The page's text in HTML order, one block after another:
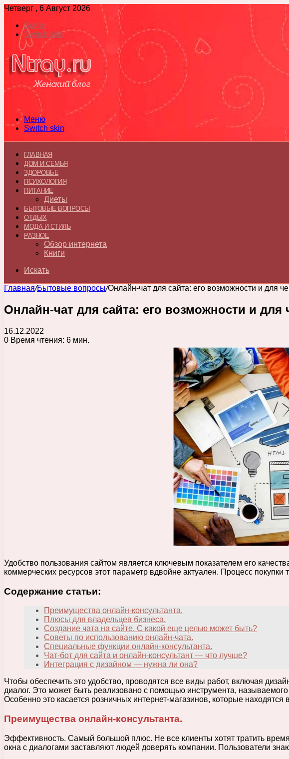
Четверг , 6 Август 2026
Войти
Switch skin
Меню
Switch skin
ГЛАВНАЯ
ДОМ И СЕМЬЯ
ЗДОРОВЬЕ
ПСИХОЛОГИЯ
ПИТАНИЕ
Диеты
БЫТОВЫЕ ВОПРОСЫ
ОТДЫХ
МОДА И СТИЛЬ
РАЗНОЕ
Обзор интернета
Книги
Искать
Главная/Бытовые вопросы/Онлайн-чат для сайта: его возможности и для
Онлайн-чат для сайта: его возможности и для
16.12.2022
0 Время чтения: 6 мин.
Удобство пользования сайтом является ключевым показателем его
коммерческих ресурсов этот параметр вдвойне актуален. Процесс
Содержание статьи:
Преимущества онлайн-консультанта.
Плюсы для владельцев бизнеса.
Создание чата на сайте. С какой еще целью может быть?
Советы по использованию онлайн-чата.
Специальные функции онлайн-консультанта.
Чат-бот для сайта и онлайн-консультант — что лучше?
Интеграция с дизайном — нужна ли она?
Чтобы обеспечить это удобство, проводятся все виды работ, включая
диалог. Это может быть реализовано с помощью инструмента, называемого
Особенно это касается розничных интернет-магазинов, которые
Преимущества онлайн-консультанта.
Эффективность. Самый большой плюс. Не все клиенты хотят тратить
окна с диалогами заставляют людей доверять компании. Пользователи